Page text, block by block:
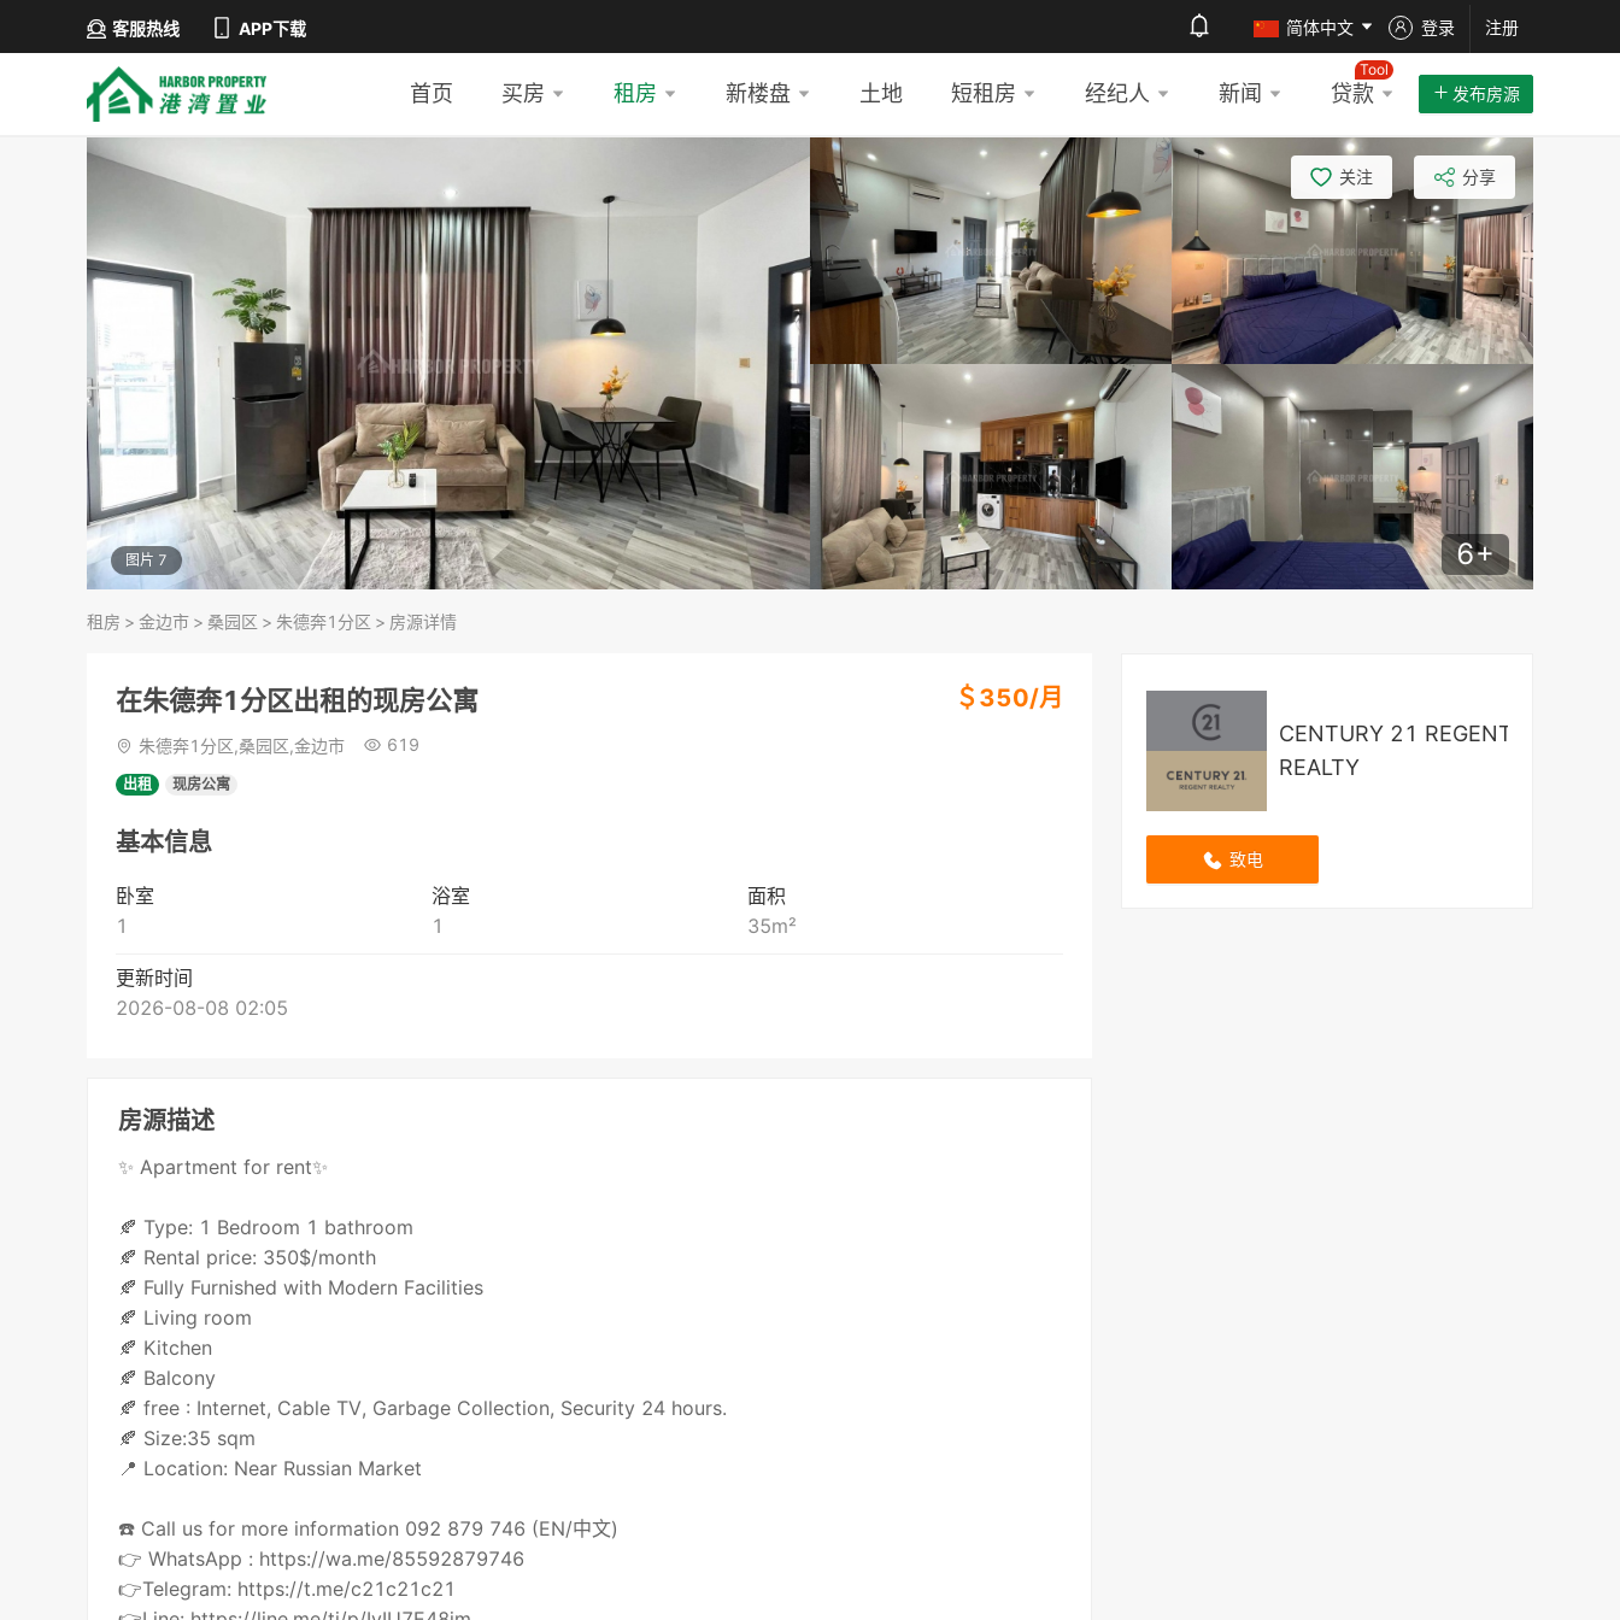
客服热线 APP下载 简体中文 登录 注册
首页 买房 租房 新楼盘 土地 短租房 经纪人 新闻 贷款
Tool
发布房源
图片 7 6+
关注 分享
租房 > 金边市 > 桑园区 > 朱德奔1分区 > 房源详情
CENTURY 21 REGENT
REALTY
致电
在朱德奔1分区出租的现房公寓 ＄ 350/月
朱德奔1分区,桑园区,金边市 619
出租 现房公寓
基本信息
卧室
1
浴室
1
面积
35m²
更新时间
2026-08-08 02:05
房源描述
✨ Apartment for rent✨
🍂 Type: 1 Bedroom 1 bathroom
🍂 Rental price: 350$/month
🍂 Fully Furnished with Modern Facilities
🍂 Living room
🍂 Kitchen
🍂 Balcony
🍂 free : Internet, Cable TV, Garbage Collection, Security 24 hours.
🍂 Size:35 sqm
📍 Location: Near Russian Market
☎️ Call us for more information 092 879 746 (EN/中文)
👉 WhatsApp : https://wa.me/85592879746
👉Telegram: https://t.me/c21c21c21